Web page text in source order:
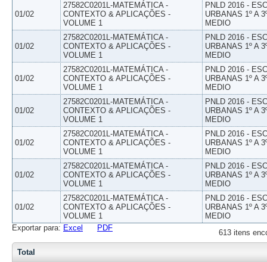
01/02
27582C0201L-MATEMÁTICA -
CONTEXTO & APLICAÇÕES -
VOLUME 1
PNLD 2016 -
URBANAS 1º A
MEDIO
01/02
27582C0201L-MATEMÁTICA -
CONTEXTO & APLICAÇÕES -
VOLUME 1
PNLD 2016 -
URBANAS 1º A
MEDIO
01/02
27582C0201L-MATEMÁTICA -
CONTEXTO & APLICAÇÕES -
VOLUME 1
PNLD 2016 -
URBANAS 1º A
MEDIO
01/02
27582C0201L-MATEMÁTICA -
CONTEXTO & APLICAÇÕES -
VOLUME 1
PNLD 2016 -
URBANAS 1º A
MEDIO
01/02
27582C0201L-MATEMÁTICA -
CONTEXTO & APLICAÇÕES -
VOLUME 1
PNLD 2016 -
URBANAS 1º A
MEDIO
01/02
27582C0201L-MATEMÁTICA -
CONTEXTO & APLICAÇÕES -
VOLUME 1
PNLD 2016 -
URBANAS 1º A
MEDIO
01/02
27582C0201L-MATEMÁTICA -
CONTEXTO & APLICAÇÕES -
VOLUME 1
PNLD 2016 -
URBANAS 1º A
MEDIO
613 itens
Exportar para: Excel PDF
Total